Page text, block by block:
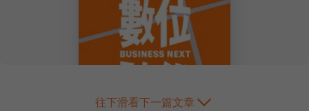
往下滑看下一篇文章